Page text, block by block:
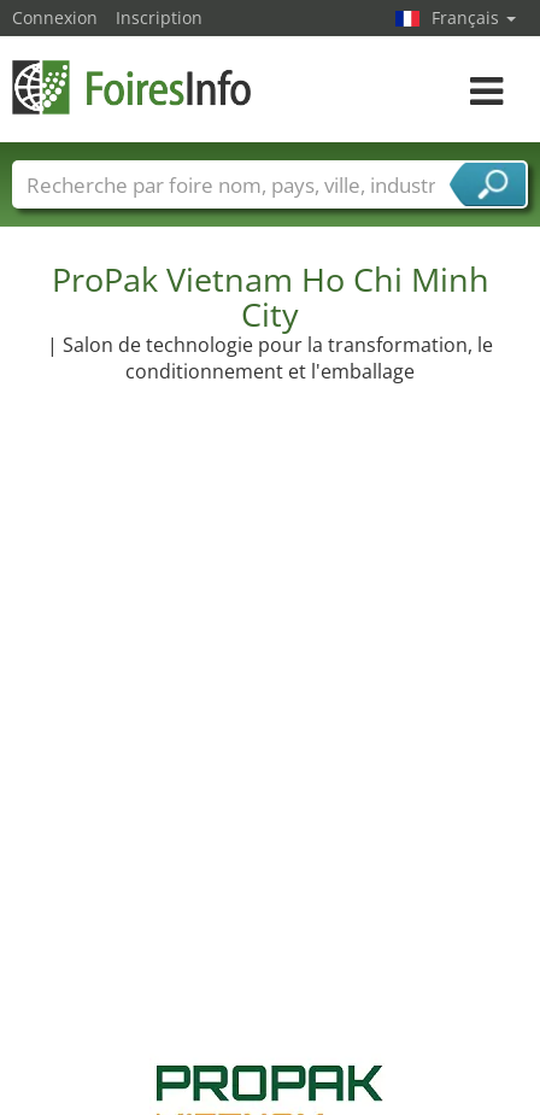
ProPak Vietnam Ho Chi Minh
City
| Salon de technologie pour la transformation, le
conditionnement et l'emballage
Connexion Inscription Français
Toggle
Foire noms Pays Villes
Secteurs de foire